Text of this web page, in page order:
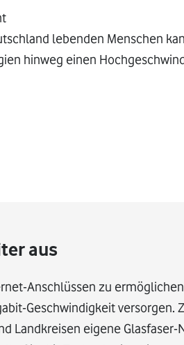
lebenden Menschen
hinweg einen
aus
Anschlüssen zu
Geschwindigkeit versorgen.
Landkreisen eigene Glasfaser-